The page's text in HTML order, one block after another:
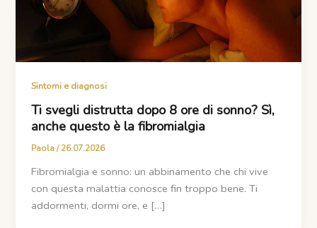
Sintomi e diagnosi
Ti svegli distrutta dopo 8 ore di sonno? Sì,
anche questo è la fibromialgia
Paola/26.07.2026
Fibromialgia e sonno: un abbinamento che chi vive
con questa malattia conosce fin troppo bene. Ti
addormenti, dormi ore, e […]